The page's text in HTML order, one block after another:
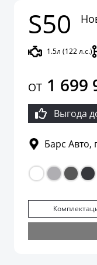
S50
1.5л (122 л.с.)
ОТ 1 699
Выгода
Барс Авто,